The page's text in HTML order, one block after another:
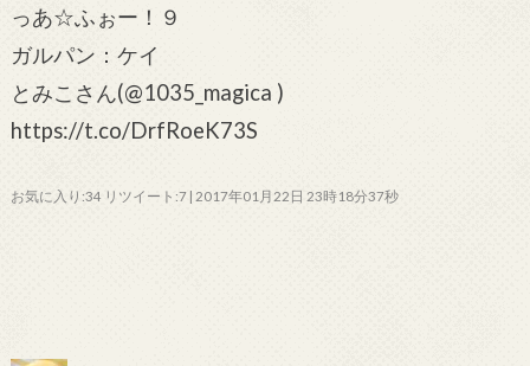
っあ☆ふぉー！９
ガルパン：ケイ
とみこさん(@1035_magica )
https://t.co/DrfRoeK73S
お気に入り:34 リツイート:7 | 2017年01月22日 23時18分37秒